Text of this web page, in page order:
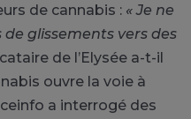
de cannabis : « Je ne
glissements vers des
de l’Elysée a-t-il
ouvre la voie à
a interrogé des